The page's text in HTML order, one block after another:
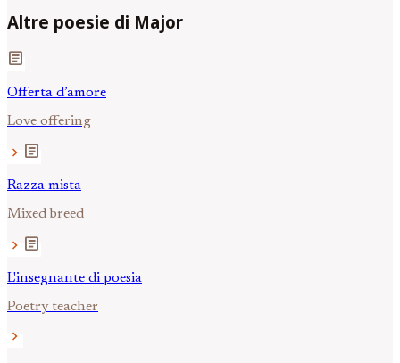
Altre poesie di Major
article
Offerta d’amore
Love offering
chevron_right article
Razza mista
Mixed breed
chevron_right article
L'insegnante di poesia
Poetry teacher
chevron_right